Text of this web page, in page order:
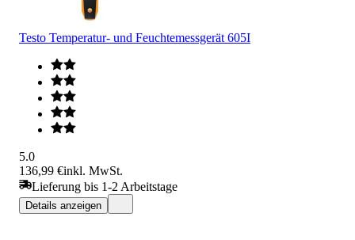
Testo Temperatur- und Feuchtemessgerät 605I
5.0
136,99 €inkl. MwSt.
Lieferung bis 1-2 Arbeitstage
Details anzeigen